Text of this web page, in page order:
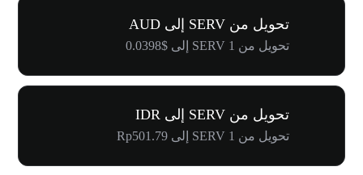
تحويل من SERV إلى AUD
تحويل من 1 SERV إلى $0.0398
تحويل من SERV إلى IDR
تحويل من 1 SERV إلى Rp501.79